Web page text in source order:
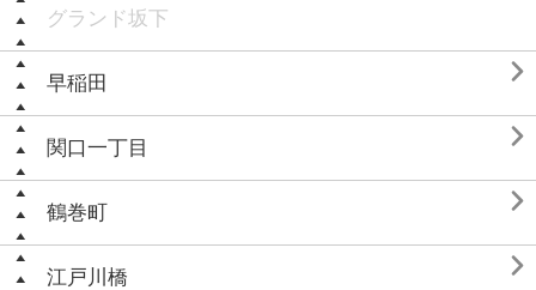
グランド坂下
早稲田 
関口一丁目 
鶴巻町 
江戸川橋 